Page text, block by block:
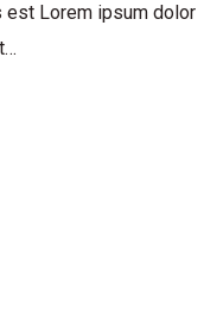
est Lorem ipsum dolor